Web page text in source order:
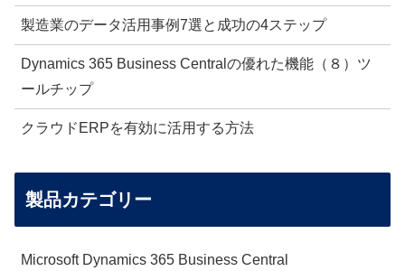
製造業のデータ活用事例7選と成功の4ステップ
Dynamics 365 Business Centralの優れた機能（８）ツ
ールチップ
クラウドERPを有効に活用する方法
製品カテゴリー
Microsoft Dynamics 365 Business Central